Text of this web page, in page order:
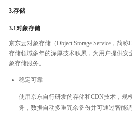
3.存储
3.1对象存储
京东云对象存储（Object Storage Service，简
存储领域多年的深厚技术积累，为用户提供安
象存储服务。
稳定可靠
使用京东自行研发的存储和CDN技术，规
务，数据自动多重冗余备份并可通过智能